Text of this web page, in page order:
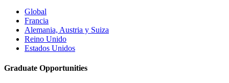
Global
Francia
Alemania, Austria y Suiza
Reino Unido
Estados Unidos
Graduate Opportunities